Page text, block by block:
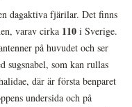
dagaktiva fjärilar. Det finns
varav cirka 110 i Sverige.
på huvudet och ser
sugsnabel, som kan rullas
där är första benparet
undersida och på